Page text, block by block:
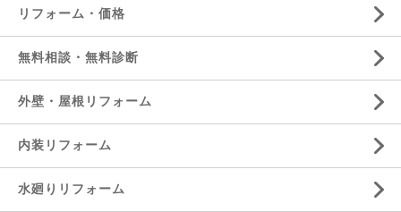
リフォーム・価格
無料相談・無料診断
外壁・屋根リフォーム
内装リフォーム
水廻りリフォーム